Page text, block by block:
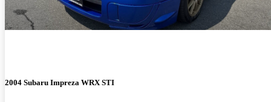
2004 Subaru Impreza WRX STI